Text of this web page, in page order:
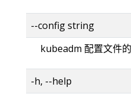
--config string
kubeadm 配置文件的
-h, --help